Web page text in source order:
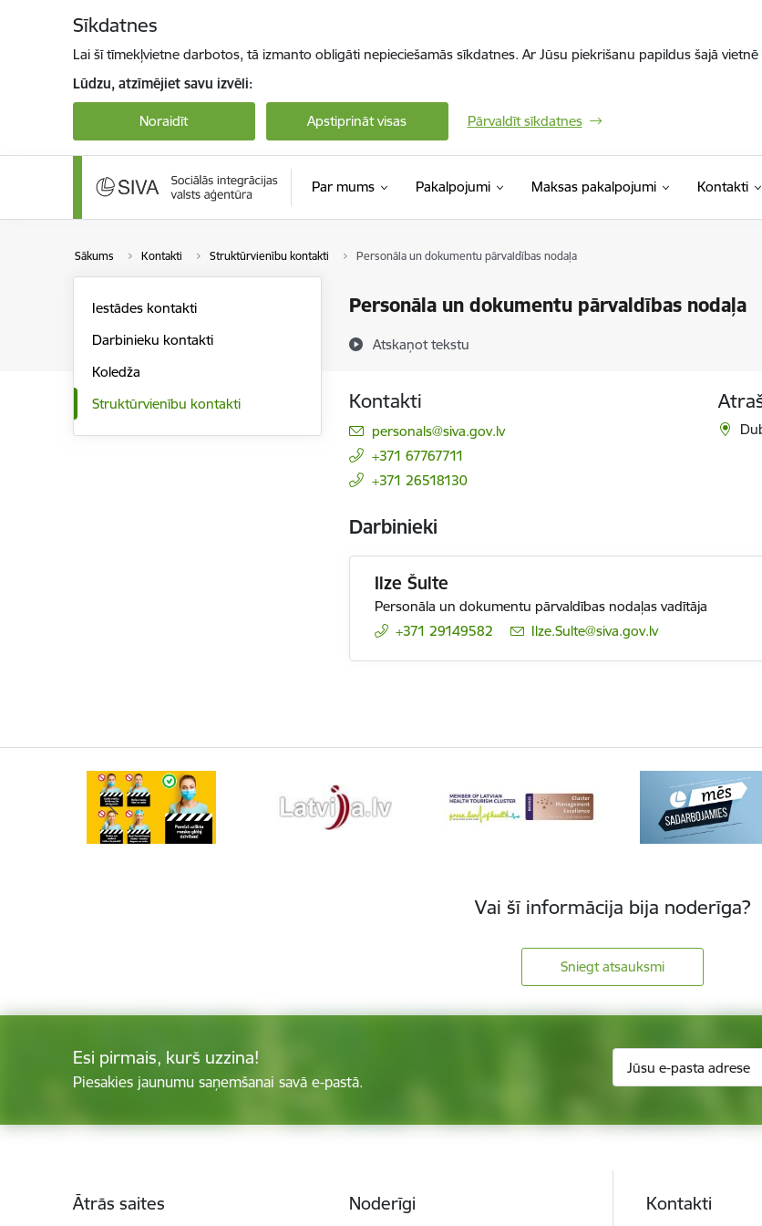
Sīkdatnes
Lai šī tīmekļvietne darbotos, tā izmanto obligāti nepieciešamās sīkdatnes. Ar Jūsu piekrišanu papildus šajā
Lūdzu, atzīmējiet savu izvēli:
Noraidīt Apstiprināt visas Pārvaldīt sīkdatnes
Par mums Pakalpojumi Maksas pakalpojumi Kontakti
Sākums Kontakti Struktūrvienību kontakti Personāla un dokumentu pārvaldības nodaļa
Personāla un dokumentu pārvaldības nodaļa
Atskaņot tekstu
Iestādes kontakti
Darbinieku kontakti
Koledža
Struktūrvienību kontakti
Kontakti
E-pasts:
personals@siva.gov.lv
+371 67767711
+371 26518130
Darbinieki
Ilze Šulte
Personāla un dokumentu pārvaldības nodaļas vadītāja
+371 29149582
E-pasts:
Ilze.Sulte@siva.gov.lv
Vai šī informācija bija noderīga?
Sniegt atsauksmi
Esi pirmais, kurš uzzina!
Piesakies jaunumu saņemšanai savā e-pastā.
Ātrās saites Noderīgi Kontakti